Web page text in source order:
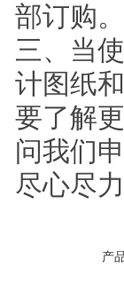
部订购。
三、当
计图纸
要了解
问我们
尽心尽
产